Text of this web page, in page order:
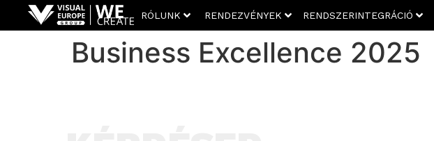
RÓLUNK RENDEZVÉNYEK RENDSZERINTEGRÁCIÓ
Business Excellence 2025